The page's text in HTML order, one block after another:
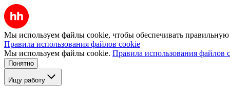
Мы используем файлы cookie, чтобы обеспечивать правильную
Правила использования файлов cookie
Мы используем файлы cookie. Правила использования файлов
Понятно
Ищу работу